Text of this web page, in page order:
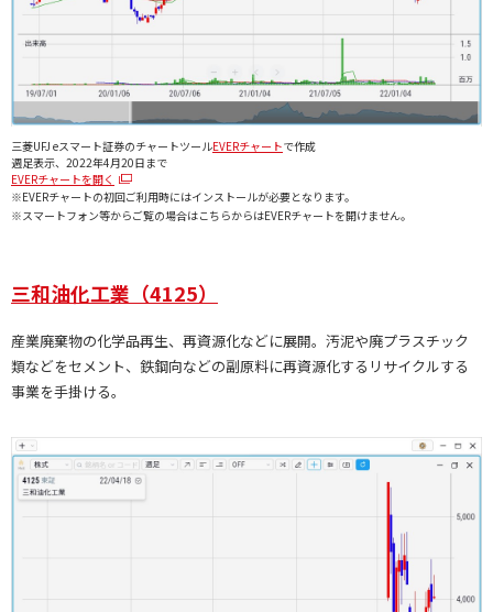
三菱UFJ eスマート証券のチャートツールEVERチャートで作成
週足表示、2022年4月20日まで
EVERチャートを開く
※EVERチャートの初回ご利用時にはインストールが必要となります。
※スマートフォン等からご覧の場合はこちらからはEVERチャートを開けません。
三和油化工業（4125）
産業廃棄物の化学品再生、再資源化などに展開。汚泥や廃プラスチック
類などをセメント、鉄鋼向などの副原料に再資源化するリサイクルする
事業を手掛ける。